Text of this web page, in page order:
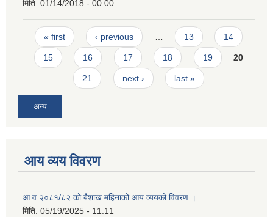
मिति: 01/14/2018 - 00:00
Pages
« first ‹ previous 13 14
15 16 17 18 19 20
21 next › last »
अन्य
आय व्यय विवरण
आ.व २०८१/८२ को बैशाख महिनाको आय व्ययको विवरण ।
मिति: 05/19/2025 - 11:11